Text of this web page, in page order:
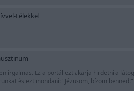
Lélekkel
irgalmas. Ez a portál ezt akarja hirdetni a
és ezt mondani: "Jézusom, bízom